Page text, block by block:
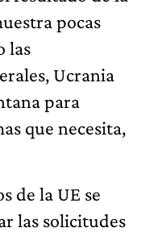
pocas
las
Ucrania
para
que necesita,
de la UE se
las solicitudes